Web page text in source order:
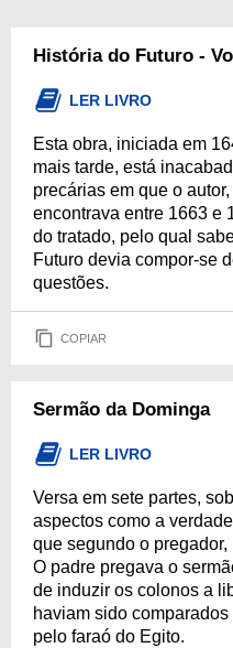
História do Futuro -
LER LIVRO
Esta obra, iniciada em
mais tarde, está
precárias em que o
encontrava entre 1663 e
do tratado, pelo qual
Futuro devia compor-se
questões.
COPIAR
Sermão da Dominga
LER LIVRO
Versa em sete partes,
aspectos como a
que segundo o
O padre pregava o
de induzir os colonos a
haviam sido
pelo faraó do Egito.